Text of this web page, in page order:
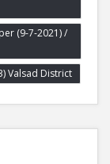
(9-7-2021) /
Valsad District